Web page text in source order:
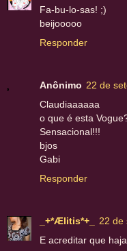
Fa-bu-lo-sas! ;)
beijooooo
Responder
Anônimo 22 de
Claudiaaaaaa
o que é esta
Sensacional!!!
bjos
Gabi
Responder
_+*Ælitis*+_
22 de
E acreditar que